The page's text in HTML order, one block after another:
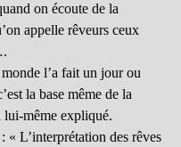
on écoute de la
appelle rêveurs ceux
l’a fait un jour ou
la base même de la
lui-même expliqué.
« L’interprétation des rêves